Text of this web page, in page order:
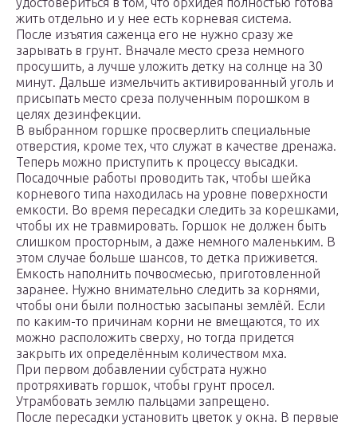
жить отдельно и у нее есть корневая система.
После изъятия саженца его не нужно сразу же
зарывать в грунт. Вначале место среза немного
просушить, а лучше уложить детку на солнце на 30
минут. Дальше измельчить активированный уголь и
присыпать место среза полученным порошком в
целях дезинфекции.
В выбранном горшке просверлить специальные
отверстия, кроме тех, что служат в качестве дренажа.
Теперь можно приступить к процессу высадки.
Посадочные работы проводить так, чтобы шейка
корневого типа находилась на уровне поверхности
емкости. Во время пересадки следить за корешками,
чтобы их не травмировать. Горшок не должен быть
слишком просторным, а даже немного маленьким. В
этом случае больше шансов, то детка приживется.
Емкость наполнить почвосмесью, приготовленной
заранее. Нужно внимательно следить за корнями,
чтобы они были полностью засыпаны землёй. Если
по каким-то причинам корни не вмещаются, то их
можно расположить сверху, но тогда придется
закрыть их определённым количеством мха.
При первом добавлении субстрата нужно
протряхивать горшок, чтобы грунт просел.
Утрамбовать землю пальцами запрещено.
После пересадки установить цветок у окна. В первые